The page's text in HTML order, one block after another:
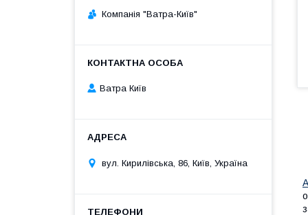
Компанія "Ватра-Київ"
Ватра Київ
вул. Кирилівська, 86, Київ, Україна